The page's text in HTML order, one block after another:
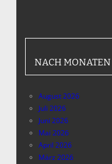
NACH MONATEN
August 2026
Juli 2026
Juni 2026
Mai 2026
April 2026
März 2026